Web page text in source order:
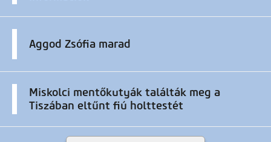
Aggod Zsófia marad
Miskolci mentőkutyák találták meg a
Tiszában eltűnt fiú holttestét